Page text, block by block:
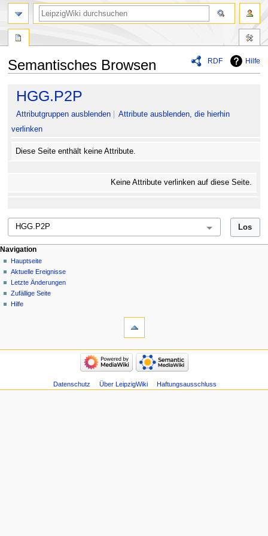
RDF Hilfe
Semantisches Browsen
Navigation
springen
Suche
springen
HGG.P2P
Attributgruppen ausblenden
Attribute ausblenden, die hierhin
verlinken
Diese Seite enthält keine Attribute.
Keine Attribute verlinken auf diese Seite.
Navigation
Hauptseite
Aktuelle Ereignisse
Letzte Änderungen
Zufällige Seite
Hilfe
Datenschutz Über LeipzigWiki Haftungsausschluss